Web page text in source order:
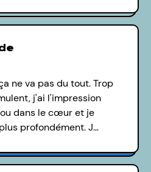
ne va pas du tout. Trop
j'ai l'impression
dans le cœur et je
profondément. J…